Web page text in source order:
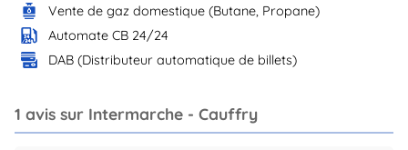
Vente de gaz domestique (Butane, Propane)
Automate CB 24/24
DAB (Distributeur automatique de billets)
1 avis sur Intermarche - Cauffry